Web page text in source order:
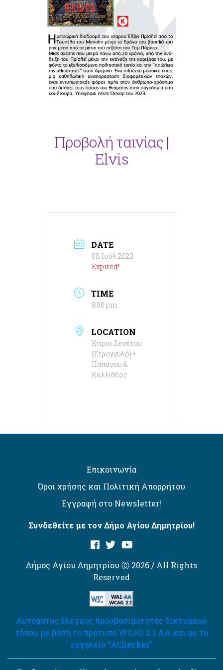
Προβολή ταινίας |
Elvis
DATE
08 Ιούλ 2023
Expired!
TIME
9:00 pm
LOCATION
Κτίριο Ζενέτου
(Στρογγυλό) •
Παπάγου &
Καλλιθέας
Επικοινωνία
Όροι χρήσης και Πολιτική Απορρήτου
Εγγραφή στο Newsletter!
Συνδεθείτε με τον Δήμο Αγίου Δημητρίου!
Δήμος Αγίου Δημητρίου Ⓒ 2026 / All Rights
Reserved
Αυτόματος έλεγχος προσβασιμότητας δικτυακού
τόπου με βάση το πρότυπο WCAG 2.1 AA και με το
εργαλείο “AChecker”